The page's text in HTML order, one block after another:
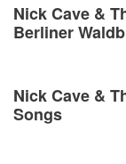
Nick Cave &
Berliner
Nick Cave &
Songs